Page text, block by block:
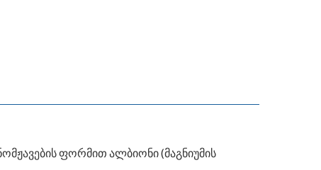
ფორმით ალბიონი (მაგნიუმის